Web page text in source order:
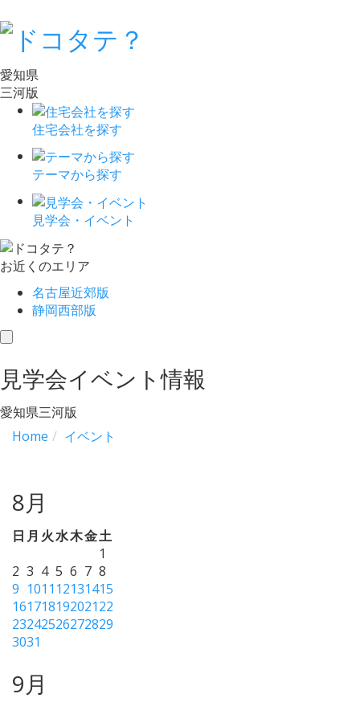
愛知県
三河版
住宅会社を探す
テーマから探す
見学会・イベント
お近くのエリア
名古屋近郊版
静岡西部版
toggle
見学会イベント情報
愛知県三河版
Home
イベント
8月
日 月 火水木金土
1
2 3 4 5 6 7 8
9 1011 12131415
16171819202122
23242526272829
3031
9月